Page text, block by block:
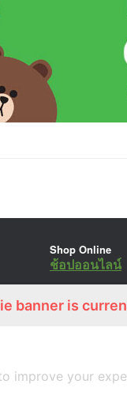
Shop Online
ช้อปออนไลน์
banner is
improve your